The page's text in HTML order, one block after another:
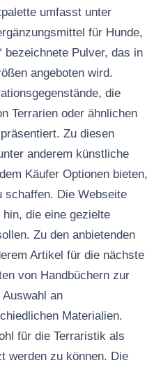
umfasst unter
für Hunde,
bezeichnete Pulver, das in
angeboten wird.
die
Terrarien oder ähnlichen
Zu diesen
anderem künstliche
Käufer Optionen bieten,
schaffen. Die Webseite
die eine gezielte
Zu den anbietenden
Artikel für die nächste
von Handbüchern zur
an
Materialien.
für die Terraristik als
werden zu können. Die